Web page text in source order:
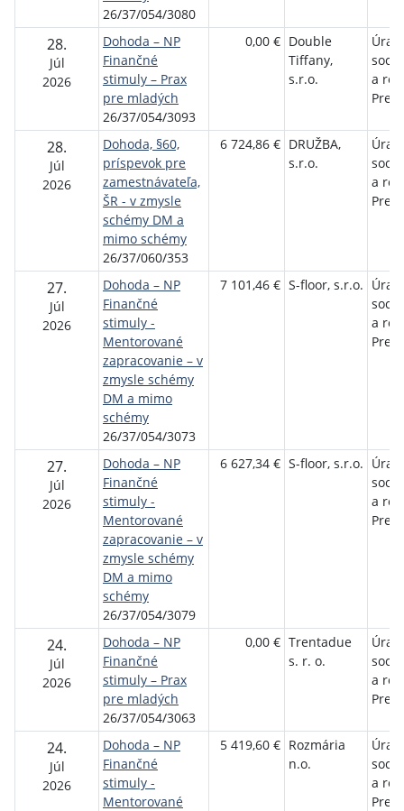
26/37/054/3080
28.
Júl
2026
Dohoda – NP
Finančné
stimuly – Prax
pre mladých
26/37/054/3093
0,00 € Double
Tiffany,
s.r.o.
a
28.
Júl
2026
Dohoda, §60,
príspevok pre
zamestnávateľa,
ŠR - v zmysle
schémy DM a
mimo schémy
26/37/060/353
6 724,86 € DRUŽBA,
s.r.o.
a
27.
Júl
2026
Dohoda – NP
Finančné
stimuly -
Mentorované
zapracovanie – v
zmysle schémy
DM a mimo
schémy
26/37/054/3073
7 101,46 € S-floor, s.r.o.
a
27.
Júl
2026
Dohoda – NP
Finančné
stimuly -
Mentorované
zapracovanie – v
zmysle schémy
DM a mimo
schémy
26/37/054/3079
6 627,34 € S-floor, s.r.o.
a
24.
Júl
2026
Dohoda – NP
Finančné
stimuly – Prax
pre mladých
26/37/054/3063
0,00 € Trentadue
s. r. o.
a
24.
Júl
2026
Dohoda – NP
Finančné
stimuly -
Mentorované
5 419,60 € Rozmária
n.o.
a